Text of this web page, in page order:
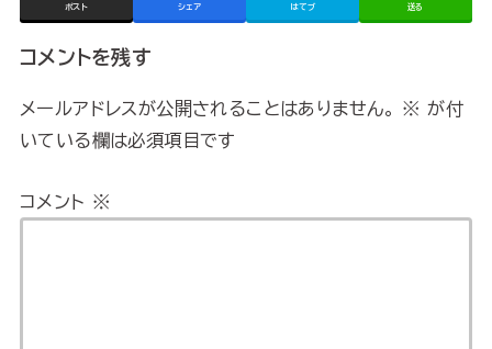
ポスト シェア はてブ 送る
コメントを残す
メールアドレスが公開されることはありません。 ※ が付
いている欄は必須項目です
コメント ※